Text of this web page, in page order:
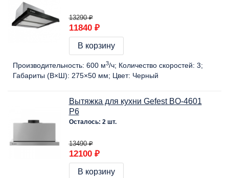
13290 ₽
11840 ₽
В корзину
Производительность: 600 м3/ч Количество скоростей: 3
Габариты (В×Ш): 275×50 мм Цвет: Черный
Вытяжка для кухни Gefest BO-4601
Р6
Осталось: 2 шт.
13490 ₽
12100 ₽
В корзину